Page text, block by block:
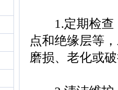
1.定期检查：
点和绝缘层等
磨损、老化或